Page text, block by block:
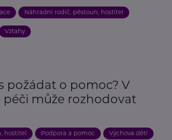
Náhradní rodič, pěstoun, hostitel
Vztahy
požádat o pomoc? V
může rozhodovat
hostitel Podpora a pomoc Výchova dětí